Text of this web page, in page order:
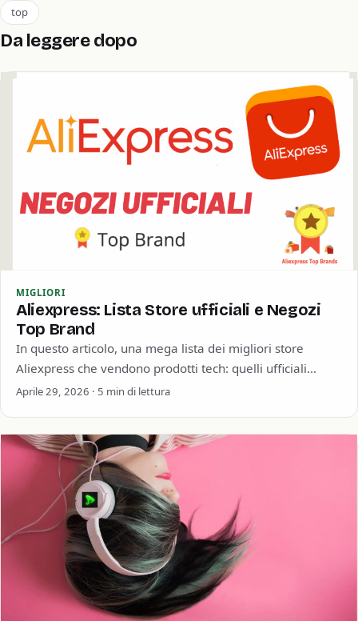
top
Da leggere dopo
MIGLIORI
Aliexpress: Lista Store ufficiali e Negozi
Top Brand
In questo articolo, una mega lista dei migliori store
Aliexpress che vendono prodotti tech: quelli ufficiali
(Official Store), i rivenditori autorizzati (Authorized)…
Aprile 29, 2026 · 5 min di lettura